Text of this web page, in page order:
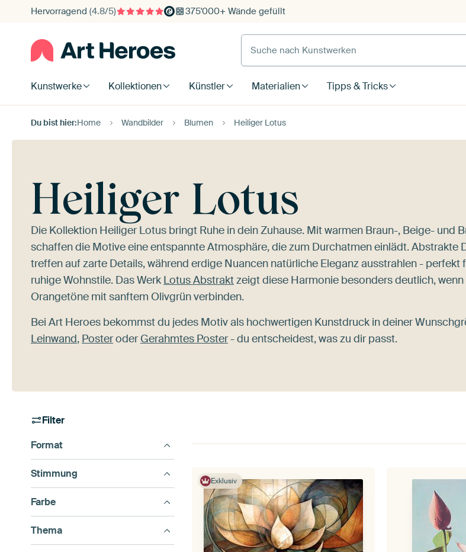
Hervorragend (4.8/5) 375'000+ Wände gefüllt
Suche nach Kunstwerken
Kunstwerke Kollektionen Künstler Materialien Tipps & Tricks
Du bist hier:Home Wandbilder Blumen Heiliger Lotus
Heiliger Lotus
Die Kollektion Heiliger Lotus bringt Ruhe in dein Zuhause. Mit warmen Braun-, Beige- und
schaffen die Motive eine entspannte Atmosphäre, die zum Durchatmen einlädt. Abstrakte
treffen auf zarte Details, während erdige Nuancen natürliche Eleganz ausstrahlen - perfekt
ruhige Wohnstile. Das Werk Lotus Abstraktzeigt diese Harmonie besonders deutlich,
Orangetöne mit sanftem Olivgrün verbinden.
Bei Art Heroes bekommst du jedes Motiv als hochwertigen Kunstdruck in deiner
Leinwand, PosteroderGerahmtes Poster- du entscheidest, was zu dir passt.
Filter
Format
Stimmung
Farbe
Thema
Exklusiv